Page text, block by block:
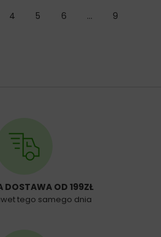
4 5 6 …
9
DOSTAWA OD 199ZŁ
tego samego dnia